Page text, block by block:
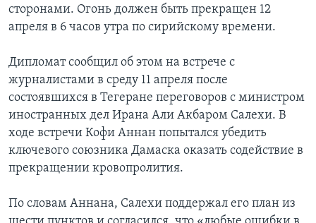
сторонами. Огонь должен быть прекращен 12
апреля в 6 часов утра по сирийскому времени.
Дипломат сообщил об этом на встрече с
журналистами в среду 11 апреля после
состоявшихся в Тегеране переговоров с министром
иностранных дел Ирана Али Акбаром Салехи. В
ходе встречи Кофи Аннан попытался убедить
ключевого союзника Дамаска оказать содействие в
прекращении кровопролития.
По словам Аннана, Салехи поддержал его план из